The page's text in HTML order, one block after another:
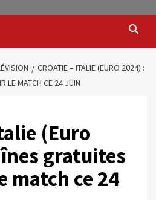
CROATIE – ITALIE (EURO 2024) :
LE MATCH CE 24 JUIN
(Euro
gratuites
match ce 24